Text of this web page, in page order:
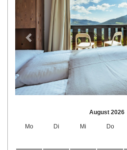
August 2026
Mo Di Mi Do